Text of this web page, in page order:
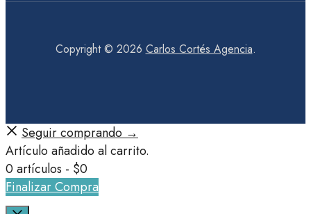
Copyright © 2026 Carlos Cortés Agencia.
Seguir comprando →
Artículo añadido al carrito.
0 artículos - $0
Finalizar Compra